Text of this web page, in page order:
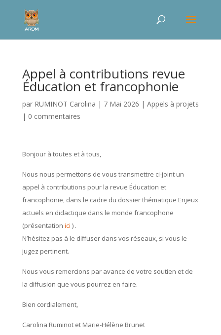
Appel à contributions revue
Éducation et francophonie
par RUMINOT Carolina | 7 Mai 2026 | Appels à projets
| 0 commentaires
Bonjour à toutes et à tous,
Nous nous permettons de vous transmettre ci-joint un
appel à contributions pour la revue Éducation et
francophonie, dans le cadre du dossier thématique Enjeux
actuels en didactique dans le monde francophone
(présentation ici ) .
N’hésitez pas à le diffuser dans vos réseaux, si vous le
jugez pertinent.
Nous vous remercions par avance de votre soutien et de
la diffusion que vous pourrez en faire.
Bien cordialement,
Carolina Ruminot et Marie-Hélène Brunet